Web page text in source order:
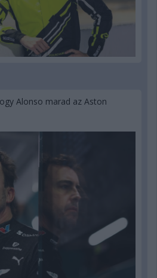
Alonso marad az Aston